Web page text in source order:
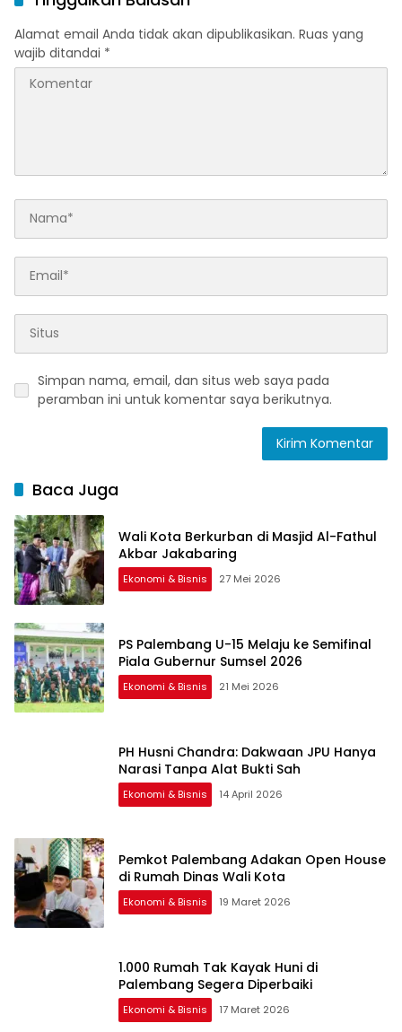
Alamat email Anda tidak akan dipublikasikan. Ruas yang
wajib ditandai *
Simpan nama, email, dan situs web saya pada
peramban ini untuk komentar saya berikutnya.
Baca Juga
Wali Kota Berkurban di Masjid Al-Fathul
Akbar Jakabaring
Ekonomi & Bisnis 27 Mei 2026
PS Palembang U-15 Melaju ke Semifinal
Piala Gubernur Sumsel 2026
Ekonomi & Bisnis 21 Mei 2026
PH Husni Chandra: Dakwaan JPU Hanya
Narasi Tanpa Alat Bukti Sah
Ekonomi & Bisnis 14 April 2026
Pemkot Palembang Adakan Open House
di Rumah Dinas Wali Kota
Ekonomi & Bisnis 19 Maret 2026
1.000 Rumah Tak Kayak Huni di
Palembang Segera Diperbaiki
Ekonomi & Bisnis 17 Maret 2026